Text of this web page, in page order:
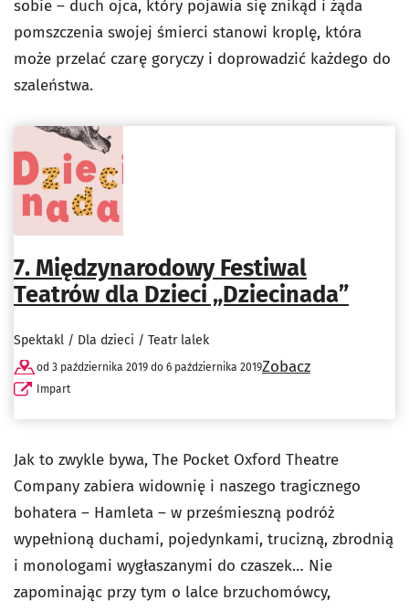
sobie – duch ojca, który pojawia się znikąd i żąda
pomszczenia swojej śmierci stanowi kroplę, która
może przelać czarę goryczy i doprowadzić każdego do
szaleństwa.
7. Międzynarodowy Festiwal
Teatrów dla Dzieci „Dziecinada”
Spektakl / Dla dzieci / Teatr lalek
od 3 października 2019 do 6 października 2019
Impart
Zobacz
Jak to zwykle bywa, The Pocket Oxford Theatre
Company zabiera widownię i naszego tragicznego
bohatera – Hamleta – w prześmieszną podróż
wypełnioną duchami, pojedynkami, trucizną, zbrodnią
i monologami wygłaszanymi do czaszek… Nie
zapominając przy tym o lalce brzuchomówcy,